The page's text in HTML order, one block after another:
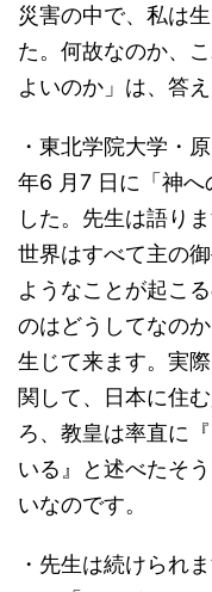
災害の中で、私は
た。何故なのか、
よいのか」は、答
・東北学院大学・
年6 月7 日に「神へ
した。先生は語り
世界はすべて主の
ようなことが起こ
のはどうしてなの
生じて来ます。実
関して、日本に住
ろ、教皇は率直に
いる』と述べたそ
いなのです。
・先生は続けられ